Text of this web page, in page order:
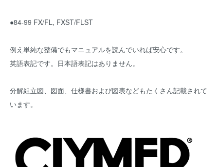
●84-99 FX/FL, FXST/FLST
例え単純な整備でもマニュアルを読んでいれば安心です。
英語表記です。日本語表記はありません。
分解組立図、図面、仕様書および図表などもたくさん記載されて
います。